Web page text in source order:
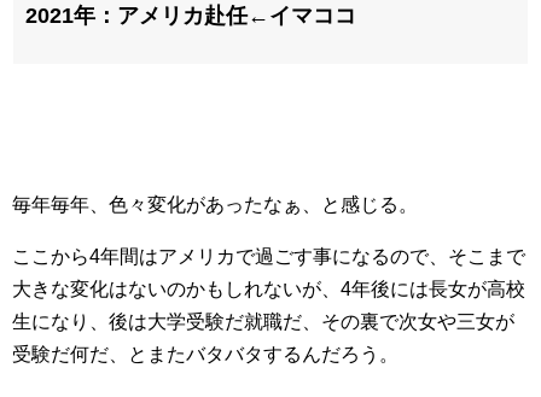
2021年：アメリカ赴任←イマココ
毎年毎年、色々変化があったなぁ、と感じる。
ここから4年間はアメリカで過ごす事になるので、そこまで
大きな変化はないのかもしれないが、4年後には長女が高校
生になり、後は大学受験だ就職だ、その裏で次女や三女が
受験だ何だ、とまたバタバタするんだろう。